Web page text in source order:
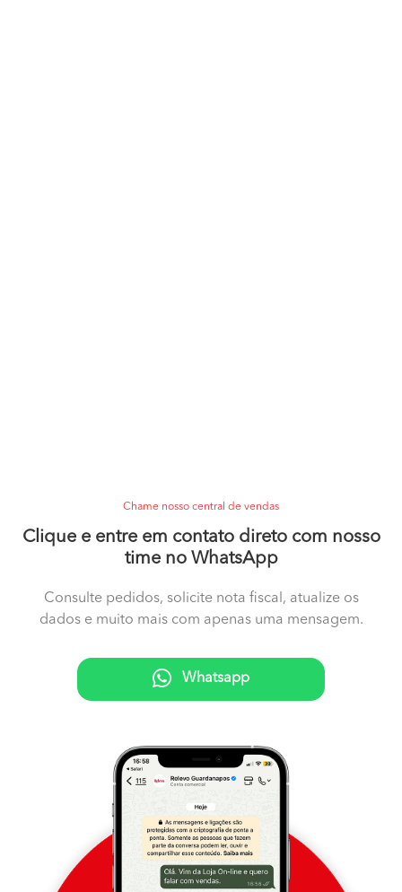
Chame nosso central de vendas
Clique e entre em contato direto com nosso
time no WhatsApp
Consulte pedidos, solicite nota fiscal, atualize os
dados e muito mais com apenas uma mensagem.
Whatsapp